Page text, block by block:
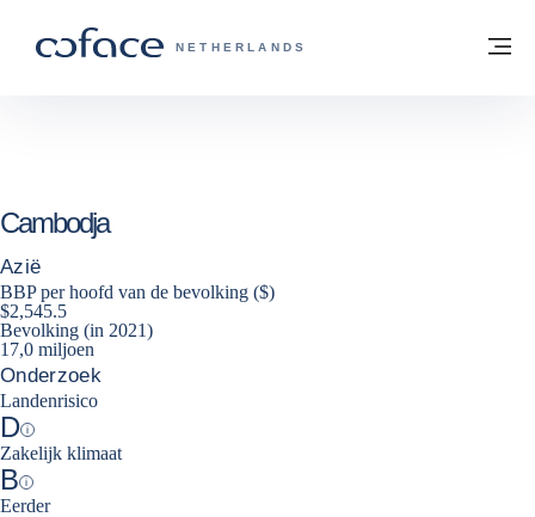
COFACE, FOR TRADE - GROEP
NETHERLANDS
Terug naar startpagina
Cambodja
Azië
BBP per hoofd van de bevolking ($)
$2,545.5
Bevolking (in 2021)
17,0 miljoen
Onderzoek
Landenrisico
D
Help
Zakelijk klimaat
B
Help
Eerder